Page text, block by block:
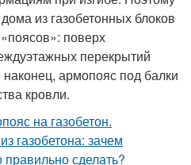
из газобетонных блоков
поверх
перекрытий
армопояс под балки
кровли.